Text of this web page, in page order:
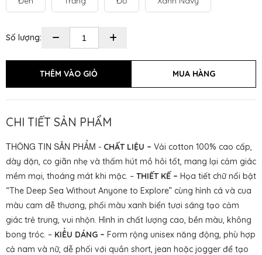
Số lượng:
CHI TIẾT SẢN PHẨM
THÔNG TIN SẢN PHẨM - CHẤT LIỆU – Vải cotton 100% cao cấp,
dày dặn, co giãn nhẹ và thấm hút mồ hôi tốt, mang lại cảm giác
mềm mại, thoáng mát khi mặc. – THIẾT KẾ – Họa tiết chữ nổi bật
“The Deep Sea Without Anyone to Explore” cùng hình cá và cua
màu cam dễ thương, phối màu xanh biển tươi sáng tạo cảm
giác trẻ trung, vui nhộn. Hình in chất lượng cao, bền màu, không
bong tróc. – KIỂU DÁNG – Form rộng unisex năng động, phù hợp
cả nam và nữ, dễ phối với quần short, jean hoặc jogger để tạo